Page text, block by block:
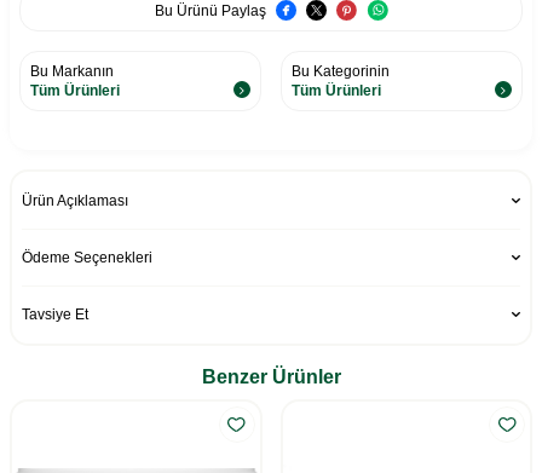
Bu Ürünü Paylaş
Bu Markanın
Tüm Ürünleri
Bu Kategorinin
Tüm Ürünleri
Ürün Açıklaması
Ödeme Seçenekleri
Tavsiye Et
Benzer Ürünler